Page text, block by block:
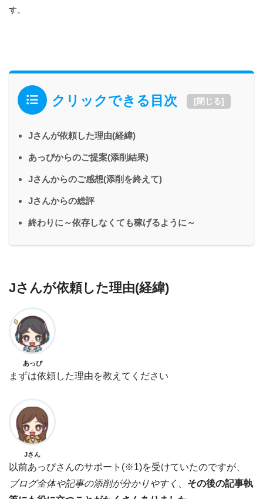
す。
クリックできる目次 [閉じる]
Jさんが依頼した理由(経緯)
あっぴからのご提案(添削結果)
Jさんからのご感想(添削を終えて)
Jさんからの総評
終わりに～依存しなくても稼げるように～
Jさんが依頼した理由(経緯)
あっぴ
まずは依頼した理由を教えてください
Jさん
以前あっぴさんのサポート(※1)を受けていたのですが、
ブログ全体や記事の添削が分かりやすく
その後の記事執